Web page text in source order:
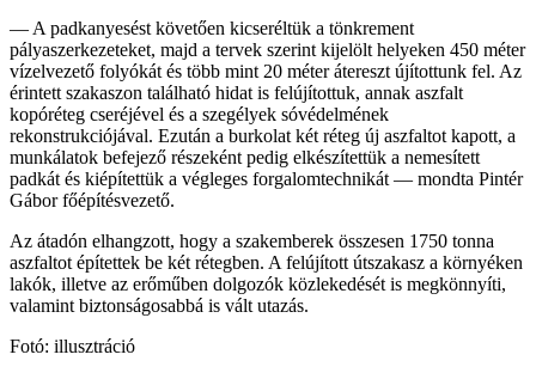
— A padkanyesést követően kicseréltük a tönkrement
pályaszerkezeteket, majd a tervek szerint kijelölt helyeken 450 méter
vízelvezető folyókát és több mint 20 méter átereszt újítottunk fel. Az
érintett szakaszon található hidat is felújítottuk, annak aszfalt
kopóréteg cseréjével és a szegélyek sóvédelmének
rekonstrukciójával. Ezután a burkolat két réteg új aszfaltot kapott, a
munkálatok befejező részeként pedig elkészítettük a nemesített
padkát és kiépítettük a végleges forgalomtechnikát — mondta Pintér
Gábor főépítésvezető.
Az átadón elhangzott, hogy a szakemberek összesen 1750 tonna
aszfaltot építettek be két rétegben. A felújított útszakasz a környéken
lakók, illetve az erőműben dolgozók közlekedését is megkönnyíti,
valamint biztonságosabbá is vált utazás.
Fotó: illusztráció